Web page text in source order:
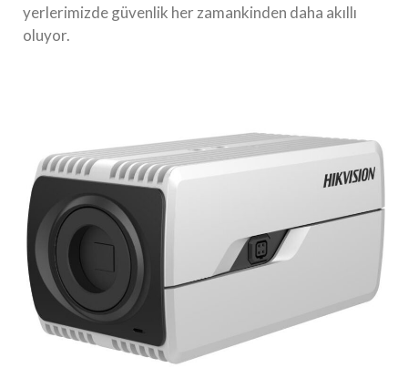
yerlerimizde güvenlik her zamankinden daha akıllı
oluyor.